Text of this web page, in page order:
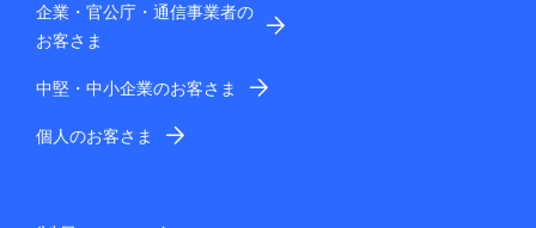
企業・官公庁・通信事業者の
お客さま
中堅・中小企業のお客さま
個人のお客さま